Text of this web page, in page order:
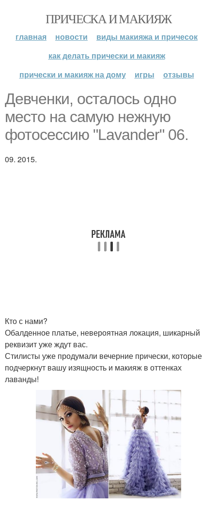
ПРИЧЕСКА И МАКИЯЖ
главная новости
виды макияжа и причесок
как делать прически и макияж
прически и макияж на дому
игры отзывы
Девченки, осталось одно
место на самую нежную
фотосессию "Lavander" 06.
09. 2015.
Кто с нами?
Обалденное платье, невероятная локация, шикарный
реквизит уже ждут вас.
Стилисты уже продумали вечерние прически, которые
подчеркнут вашу изящность и макияж в оттенках
лаванды!